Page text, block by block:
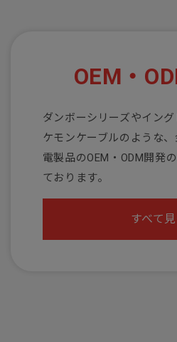
OEM・
ダンボーシリーズやイン
ケモンケーブルのような
電製品のOEM・ODM開発
ております。
すべて